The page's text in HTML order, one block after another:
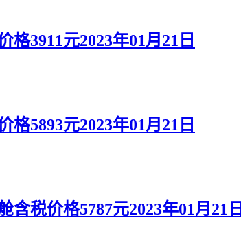
3911元2023年01月21日
5893元2023年01月21日
税价格5787元2023年01月21日